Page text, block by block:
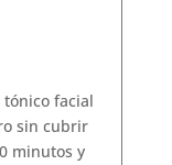
facial
sin cubrir
minutos y